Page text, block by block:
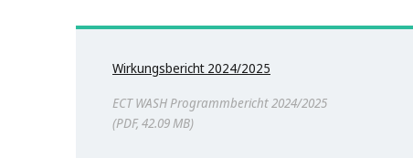
Wirkungsbericht 2024/2025
ECT WASH Programmbericht 2024/2025
PDF, 42.09 MB